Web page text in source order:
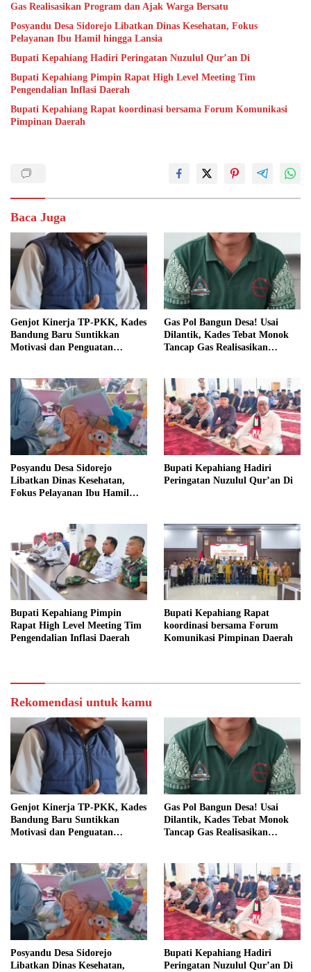
Gas Realisasikan Program dan Ajak Warga Bersatu
Posyandu Desa Sidorejo Libatkan Dinas Kesehatan, Fokus
Pelayanan Ibu Hamil hingga Lansia
Bupati Kepahiang Hadiri Peringatan Nuzulul Qur’an Di
Bupati Kepahiang Pimpin Rapat High Level Meeting Tim
Pengendalian Inflasi Daerah
Bupati Kepahiang Rapat koordinasi bersama Forum Komunikasi
Pimpinan Daerah
Baca Juga
Genjot Kinerja TP-PKK, Kades
Bandung Baru Suntikkan
Motivasi dan Penguatan
Gas Pol Bangun Desa! Usai
Dilantik, Kades Tebat Monok
Tancap Gas Realisasikan
Posyandu Desa Sidorejo
Libatkan Dinas Kesehatan,
Fokus Pelayanan Ibu Hamil
Bupati Kepahiang Hadiri
Peringatan Nuzulul Qur’an Di
Bupati Kepahiang Pimpin
Rapat High Level Meeting Tim
Pengendalian Inflasi Daerah
Bupati Kepahiang Rapat
koordinasi bersama Forum
Komunikasi Pimpinan Daerah
Rekomendasi untuk kamu
Genjot Kinerja TP-PKK, Kades
Bandung Baru Suntikkan
Motivasi dan Penguatan
Gas Pol Bangun Desa! Usai
Dilantik, Kades Tebat Monok
Tancap Gas Realisasikan
Posyandu Desa Sidorejo
Libatkan Dinas Kesehatan,
Bupati Kepahiang Hadiri
Peringatan Nuzulul Qur’an Di